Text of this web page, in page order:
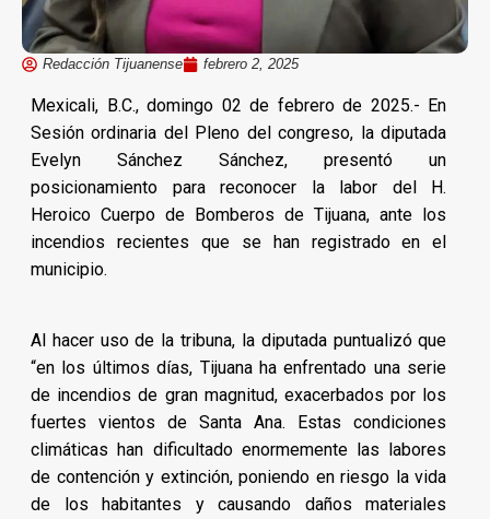
Redacción Tijuanense febrero 2, 2025
Mexicali, B.C., domingo 02 de febrero de 2025.- En
Sesión ordinaria del Pleno del congreso, la diputada
Evelyn Sánchez Sánchez, presentó un
posicionamiento para reconocer la labor del H.
Heroico Cuerpo de Bomberos de Tijuana, ante los
incendios recientes que se han registrado en el
municipio.
Al hacer uso de la tribuna, la diputada puntualizó que
“en los últimos días, Tijuana ha enfrentado una serie
de incendios de gran magnitud, exacerbados por los
fuertes vientos de Santa Ana. Estas condiciones
climáticas han dificultado enormemente las labores
de contención y extinción, poniendo en riesgo la vida
de los habitantes y causando daños materiales